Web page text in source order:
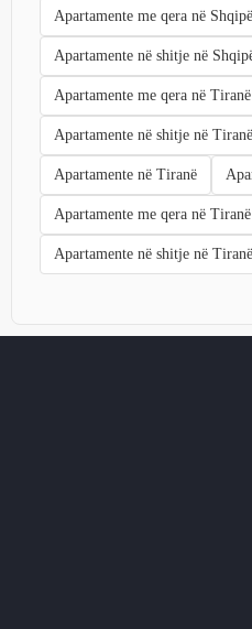
Apartamente me qera në
Apartamente në shitje në
Apartamente me qera në Tiranë
Apartamente në shitje në Tiranë
Apartamente në Tiranë
Apartamente me qera në Tiranë
Apartamente në shitje në Tiranë